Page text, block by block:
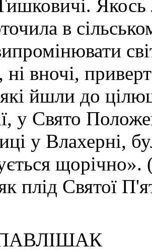
в
ні вночі,
йшли до
у Свято
у Влахерні,
плід Святої
ПАВЛІШАК